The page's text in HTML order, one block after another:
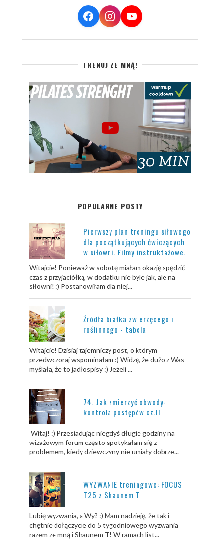
TRENUJ ZE MNĄ!
POPULARNE POSTY
Pierwszy plan treningu siłowego
dla początkujących ćwiczących
w siłowni. Filmy instruktażowe.
Witajcie! Ponieważ w sobotę miałam okazję spędzić
czas z przyjaciółką, w dodatku nie byle jak, ale na
siłowni! :) Postanowiłam dla niej...
Źródła białka zwierzęcego i
roślinnego - tabela
Witajcie! Dzisiaj tajemniczy post, o którym
przedwczoraj wspominałam :) Widzę, że dużo z Was
myślała, że to jadłospisy :) Jeżeli ...
74. Jak zmierzyć obwody-
kontrola postępów cz.II
Witaj! :) Przesiadując niegdyś długie godziny na
wizażowym forum często spotykałam się z
problemem, kiedy dziewczyny nie umiały dobrze...
WYZWANIE treningowe: FOCUS
T25 z Shaunem T
Lubię wyzwania, a Wy? :) Mam nadzieję, że tak i
chętnie dołączycie do 5 tygodniowego wyzwania
razem ze mną i Shaunem T! W ramach list...